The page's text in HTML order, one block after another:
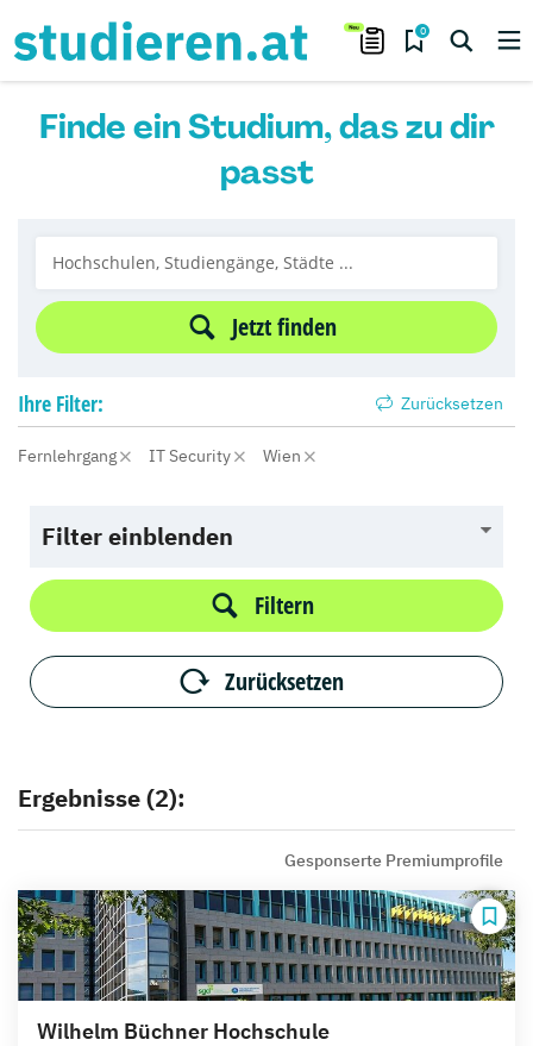
0
Finde ein Studium, das zu dir
passt
Jetzt finden
Ihre Filter: Zurücksetzen
Fernlehrgang IT Security Wien
Filter einblenden
Filtern
Zurücksetzen
Ergebnisse (2):
Gesponserte Premiumprofile
Wilhelm Büchner Hochschule